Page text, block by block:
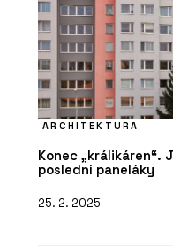
ARCHITEKTURA
Konec „králikáren“.
poslední paneláky
25. 2. 2025